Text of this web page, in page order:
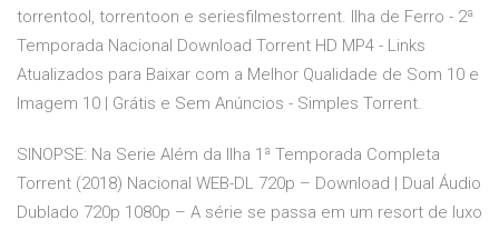
torrentool, torrentoon e seriesfilmestorrent. Ilha de Ferro - 2ª
Temporada Nacional Download Torrent HD MP4 - Links
Atualizados para Baixar com a Melhor Qualidade de Som 10 e
Imagem 10 | Grátis e Sem Anúncios - Simples Torrent.
SINOPSE: Na Serie Além da Ilha 1ª Temporada Completa
Torrent (2018) Nacional WEB-DL 720p – Download | Dual Áudio
Dublado 720p 1080p – A série se passa em um resort de luxo